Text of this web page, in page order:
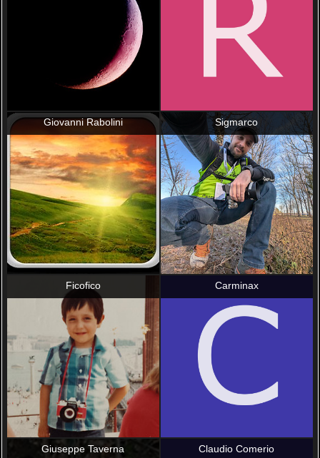
Giovanni Rabolini Sigmarco
Ficofico Carminax
Giuseppe Taverna Claudio Comerio